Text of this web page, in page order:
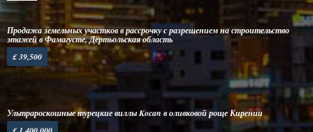
Продажа земельных участков в рассрочку с разрешением на строительство
этажей в Фамагусте, Дёртьольская область
£ 39,500
Ультрароскошные турецкие виллы Kocan в оливковой роще Кирении